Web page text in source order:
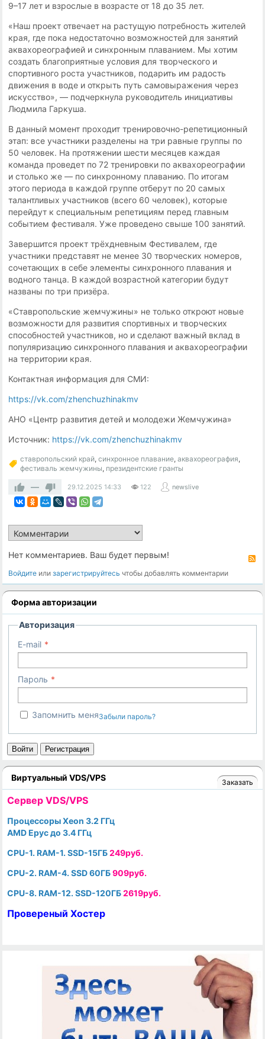
9–17 лет и взрослые в возрасте от 18 до 35 лет.
«Наш проект отвечает на растущую потребность жителей
края, где пока недостаточно возможностей для занятий
аквахореографией и синхронным плаванием. Мы хотим
создать благоприятные условия для творческого и
спортивного роста участников, подарить им радость
движения в воде и открыть путь самовыражения через
искусство», — подчеркнула руководитель инициативы
Людмила Гаркуша.
В данный момент проходит тренировочно-репетиционный
этап: все участники разделены на три равные группы по
50 человек. На протяжении шести месяцев каждая
команда проведет по 72 тренировки по аквахореографии
и столько же — по синхронному плаванию. По итогам
этого периода в каждой группе отберут по 20 самых
талантливых участников (всего 60 человек), которые
перейдут к специальным репетициям перед главным
событием фестиваля. Уже проведено свыше 100 занятий.
Завершится проект трёхдневным Фестивалем, где
участники представят не менее 30 творческих номеров,
сочетающих в себе элементы синхронного плавания и
водного танца. В каждой возрастной категории будут
названы по три призёра.
«Ставропольские жемчужины» не только откроют новые
возможности для развития спортивных и творческих
способностей участников, но и сделают важный вклад в
популяризацию синхронного плавания и аквахореографии
на территории края.
Контактная информация для СМИ:
https://vk.com/zhenchuzhinakmv
АНО «Центр развития детей и молодежи Жемчужина»
Источник: https://vk.com/zhenchuzhinakmv
ставропольский край,синхронное плавание,аквахореография,
фестиваль жемчужины, президентские гранты
— 29.12.2025 14:33 122 newslive
Нет комментариев. Ваш будет первым!
Войдите илизарегистрируйтесь чтобы добавлять комментарии
Форма авторизации
Авторизация
E-mail
Пароль
Запомнить меняЗабыли пароль?
Войти Регистрация
Виртуальный VDS/VPS Заказать
Cервер VDS/VPS
Процессоры Xeon 3.2 ГГц
AMD Epyc до 3.4 ГГц
CPU-1. RAM-1. SSD-15ГБ249руб.
CPU-2. RAM-4. SSD 60ГБ909руб.
CPU-8. RAM-12. SSD-120ГБ2619руб.
Провереный Хостер